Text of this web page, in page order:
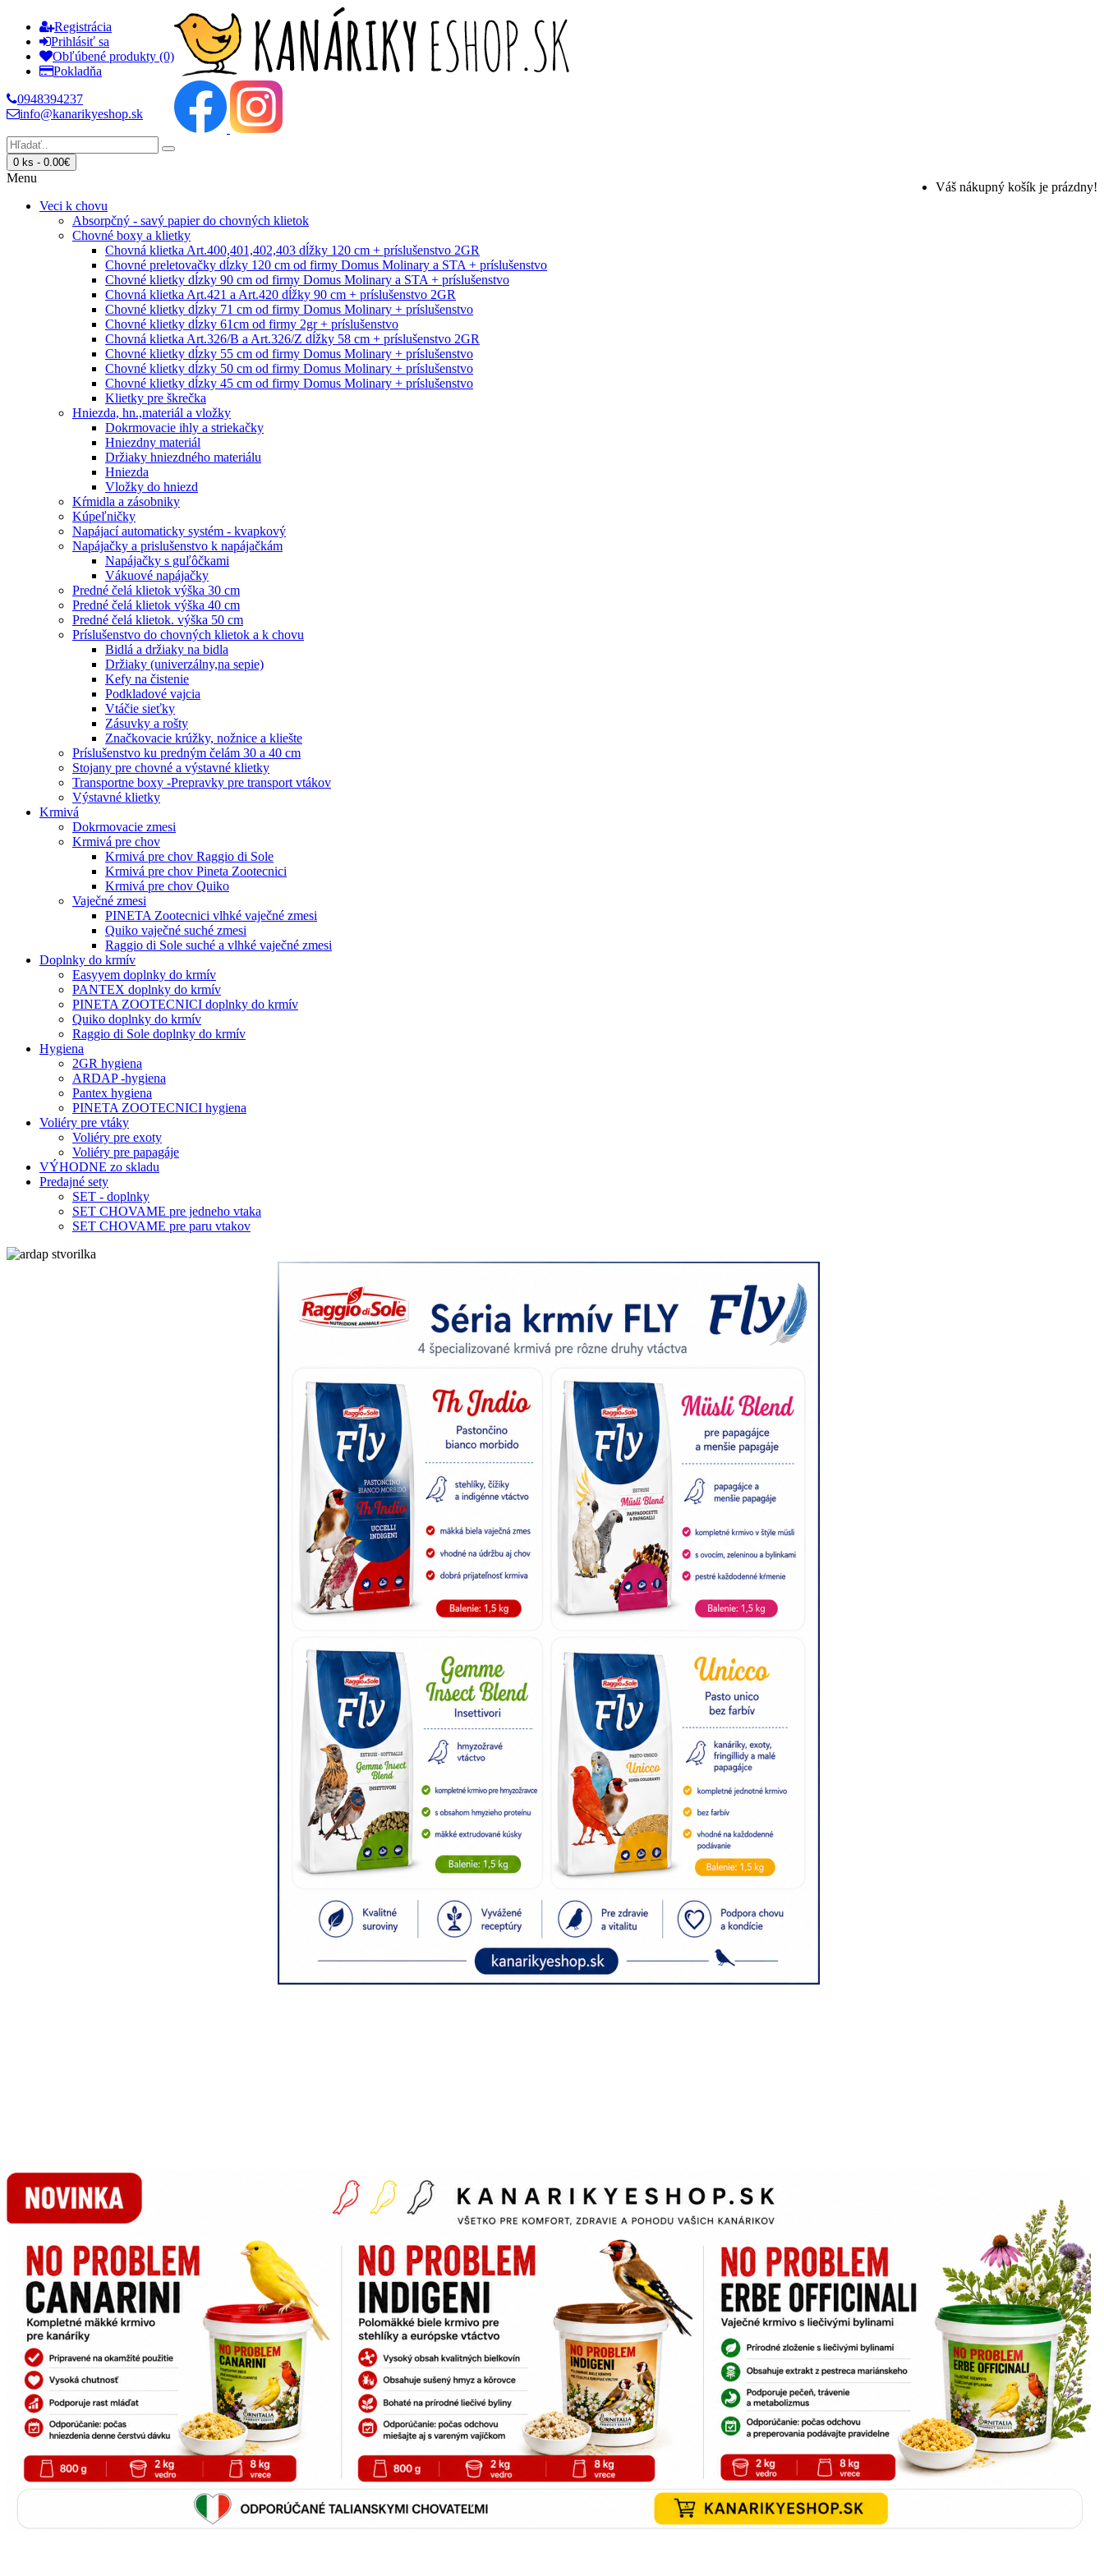
Registrácia
Prihlásiť sa
Obľúbené produkty (0)
Pokladňa
0948394237
info@kanarikyeshop.sk
0 ks - 0.00€
Váš nákupný košík je prázdny!
Menu
Veci k chovu
Absorpčný - savý papier do chovných klietok
Chovné boxy a klietky
Chovná klietka Art.400,401,402,403 dĺžky 120 cm + príslušenstvo 2GR
Chovné preletovačky dĺzky 120 cm od firmy Domus Molinary a STA + príslušenstvo
Chovné klietky dĺzky 90 cm od firmy Domus Molinary a STA + príslušenstvo
Chovná klietka Art.421 a Art.420 dĺžky 90 cm + príslušenstvo 2GR
Chovné klietky dĺzky 71 cm od firmy Domus Molinary + príslušenstvo
Chovné klietky dĺzky 61cm od firmy 2gr + príslušenstvo
Chovná klietka Art.326/B a Art.326/Z dĺžky 58 cm + príslušenstvo 2GR
Chovné klietky dĺzky 55 cm od firmy Domus Molinary + príslušenstvo
Chovné klietky dĺzky 50 cm od firmy Domus Molinary + príslušenstvo
Chovné klietky dĺzky 45 cm od firmy Domus Molinary + príslušenstvo
Klietky pre škrečka
Hniezda, hn.,materiál a vložky
Dokrmovacie ihly a striekačky
Hniezdny materiál
Držiaky hniezdného materiálu
Hniezda
Vložky do hniezd
Kŕmidla a zásobniky
Kúpeľničky
Napájací automaticky systém - kvapkový
Napájačky a prislušenstvo k napájačkám
Napájačky s guľôčkami
Vákuové napájačky
Predné čelá klietok výška 30 cm
Predné čelá klietok výška 40 cm
Predné čelá klietok. výška 50 cm
Príslušenstvo do chovných klietok a k chovu
Bidlá a držiaky na bidla
Držiaky (univerzálny,na sepie)
Kefy na čistenie
Podkladové vajcia
Vtáčie sieťky
Zásuvky a rošty
Značkovacie krúžky, nožnice a kliešte
Príslušenstvo ku predným čelám 30 a 40 cm
Stojany pre chovné a výstavné klietky
Transportne boxy -Prepravky pre transport vtákov
Výstavné klietky
Krmivá
Dokrmovacie zmesi
Krmivá pre chov
Krmivá pre chov Raggio di Sole
Krmivá pre chov Pineta Zootecnici
Krmivá pre chov Quiko
Vaječné zmesi
PINETA Zootecnici vlhké vaječné zmesi
Quiko vaječné suché zmesi
Raggio di Sole suché a vlhké vaječné zmesi
Doplnky do krmív
Easyyem doplnky do krmív
PANTEX doplnky do krmív
PINETA ZOOTECNICI doplnky do krmív
Quiko doplnky do krmív
Raggio di Sole doplnky do krmív
Hygiena
2GR hygiena
ARDAP -hygiena
Pantex hygiena
PINETA ZOOTECNICI hygiena
Voliéry pre vtáky
Voliéry pre exoty
Voliéry pre papagáje
VÝHODNE zo skladu
Predajné sety
SET - doplnky
SET CHOVAME pre jedneho vtaka
SET CHOVAME pre paru vtakov